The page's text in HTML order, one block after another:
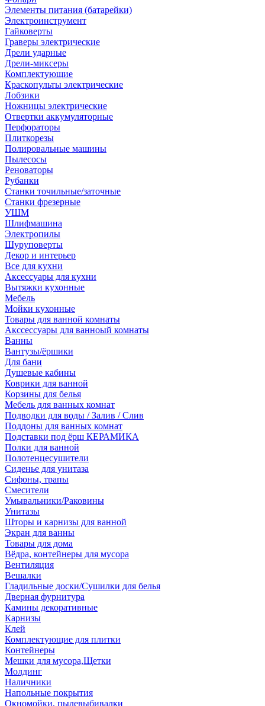
Элементы питания (батарейки)
Электроинструмент
Гайковерты
Граверы электрические
Дрели ударные
Дрели-миксеры
Комплектующие
Краскопульты электрические
Лобзики
Ножницы электрические
Отвертки аккумуляторные
Перфораторы
Плиткорезы
Полировальные машины
Пылесосы
Реноваторы
Рубанки
Станки точильные/заточные
Станки фрезерные
УШМ
Шлифмашина
Электропилы
Шуруповерты
Декор и интерьер
Все для кухни
Аксессуары для кухни
Вытяжки кухонные
Мебель
Мойки кухонные
Товары для ванной комнаты
Акссессуары для ванноый комнаты
Ванны
Вантузы/ёршики
Для бани
Душевые кабины
Коврики для ванной
Корзины для белья
Мебель для ванных комнат
Подводки для воды / Залив / Слив
Поддоны для ванных комнат
Подставки под ёрш КЕРАМИКА
Полки для ванной
Полотенцесушители
Сиденье для унитаза
Сифоны, трапы
Смесители
Умывальники/Раковины
Унитазы
Шторы и карнизы для ванной
Экран для ванны
Товары для дома
Вёдра, контейнеры для мусора
Вентиляция
Вешалки
Гладильные доски/Сушилки для белья
Дверная фурнитура
Камины декоративные
Карнизы
Клей
Комплектующие для плитки
Контейнеры
Мешки для мусора,Щетки
Молдинг
Наличники
Напольные покрытия
Окномойки, пылевыбивалки